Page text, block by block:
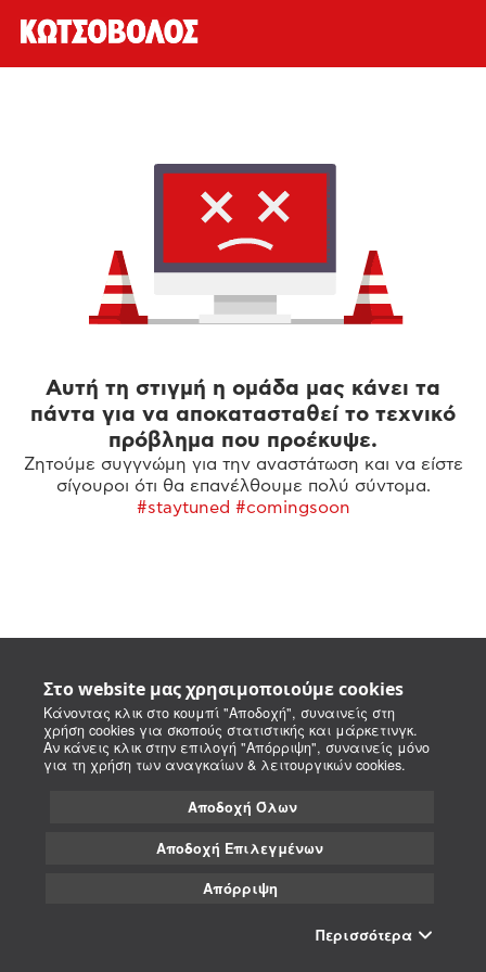
Στο website μας χρησιμοποιούμε cookies
Κάνοντας κλικ στο κουμπί "Αποδοχή", συναινείς στη
χρήση cookies για σκοπούς στατιστικής και μάρκετινγκ.
Αν κάνεις κλικ στην επιλογή "Απόρριψη", συναινείς μόνο
για τη χρήση των αναγκαίων & λειτουργικών cookies.
Αποδοχή Όλων
Αποδοχή Επιλεγμένων
Απόρριψη
Περισσότερα
Αυτή τη στιγμή η ομάδα μας κάνει τα
πάντα για να αποκατασταθεί το τεχνικό
πρόβλημα που προέκυψε.
Ζητούμε συγγνώμη για την αναστάτωση και να είστε
σίγουροι ότι θα επανέλθουμε πολύ σύντομα.
#staytuned #comingsoon